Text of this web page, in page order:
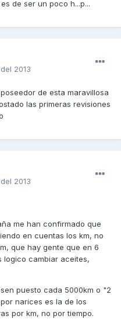
de ser un poco h...p...
2013
de esta maravillosa
las primeras revisiones
2013
me han confirmado que
en cuentas los km, no
que hay gente que en 6
logico cambiar aceites,
puesto cada 5000km o "2
narices es la de los
por km, no por tiempo.